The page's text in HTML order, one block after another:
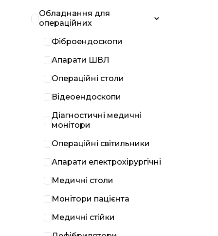
Обладнання для
операційних
Фіброендоскопи
Апарати ШВЛ
Операційні столи
Відеоендоскопи
Діагностичні медичні
монітори
Операційні світильники
Апарати електрохірургічні
Медичні столи
Монітори пацієнта
Медичні стійки